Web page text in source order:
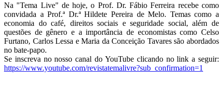
Na "Tema Live" de hoje, o Prof. Dr. Fábio Ferreira recebe como
convidada a Prof.ª Dr.ª Hildete Pereira de Melo. Temas como a
economia do café, direitos sociais e seguridade social, além de
questões de gênero e a importância de economistas como Celso
Furtano, Carlos Lessa e Maria da Conceição Tavares são abordados
no bate-papo.
Se inscreva no nosso canal do YouTube clicando no link a seguir:
https://www.youtube.com/revistatemalivre?sub_confirmation=1